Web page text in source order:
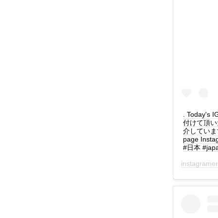
. Today's
付けて頂
介してい
page
#日本